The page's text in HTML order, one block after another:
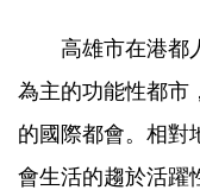
高雄市在港都人
為主的功能性都市
的國際都會。相對
會生活的趨於活躍